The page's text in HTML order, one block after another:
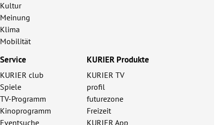
Kultur
Meinung
Klima
Mobilität
Service
KURIER club
Spiele
TV-Programm
Kinoprogramm
Eventsuche
KURIER Produkte
KURIER TV
profil
futurezone
Freizeit
KURIER App